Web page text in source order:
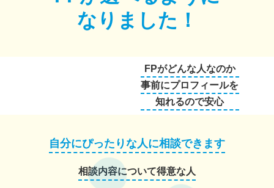
なりました！
FPがどんな人なのか
事前にプロフィールを
知れるので安心
自分にぴったりな人に相談できます
相談内容について得意な人